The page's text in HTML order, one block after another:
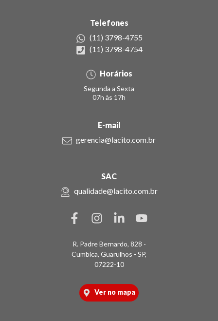
Telefones
(11) 3798-4755
(11) 3798-4754
Horários
Segunda a Sexta
07h às 17h
E-mail
gerencia@lacito.com.br
SAC
qualidade@lacito.com.br
R. Padre Bernardo, 828 -
Cumbica, Guarulhos - SP,
07222-10
Ver no mapa